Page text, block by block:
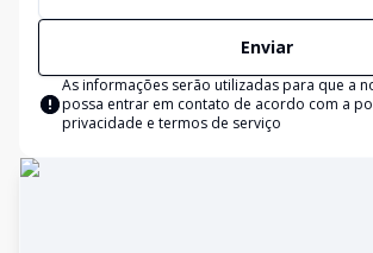
Enviar
As informações serão utilizadas para que a
possa entrar em contato de acordo com a
privacidade e termos de serviço